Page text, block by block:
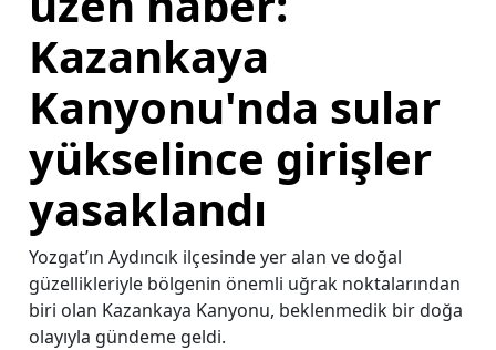
Kazankaya
Kanyonu'nda sular
yükselince girişler
yasaklandı
Yozgat’ın Aydıncık ilçesinde yer alan ve doğal
güzellikleriyle bölgenin önemli uğrak noktalarından
biri olan Kazankaya Kanyonu, beklenmedik bir doğa
olayıyla gündeme geldi.